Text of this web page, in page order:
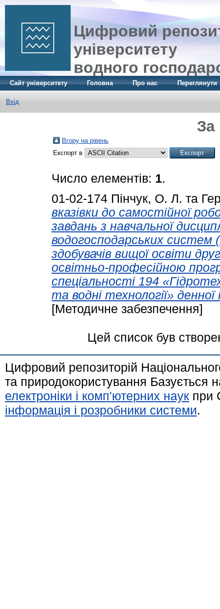
Цифровий
університету
водного
Сайт університету Головна Про нас Переглянути
Вхід
Вгору на рівень
Експорт в
Число елементів: 1.
01-02-174 Пінчук, О. Л. та
вказівки до самостійної
завдань з навчальної
водогосподарських систем
здобувачів вищої освіти
освітньо-професійною
спеціальності 194
та водні технології»
[Методичне забезпечення]
Цей список був
Цифровий репозиторій
та природокористування Базується
електроніки і комп'ютерних наук при
інформація і розробники системи.